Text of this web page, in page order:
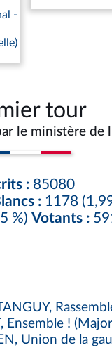
-
tour
le ministère de
: 85080
: 1178
%) Votants :
Ensemble !
Union de la